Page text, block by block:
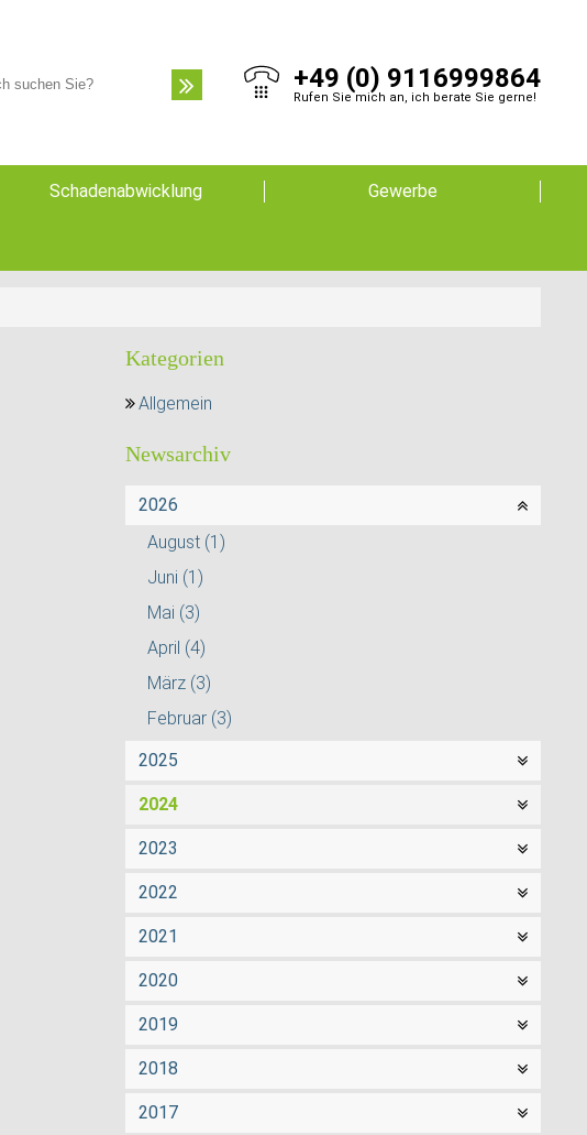
+49 (0) 9116999864
Rufen Sie mich an, ich berate Sie gerne!
Schadenabwicklung Gewerbe
Kategorien
Allgemein
Newsarchiv
2026
August (1)
Juni (1)
Mai (3)
April (4)
März (3)
Februar (3)
2025
2024
2023
2022
2021
2020
2019
2018
2017